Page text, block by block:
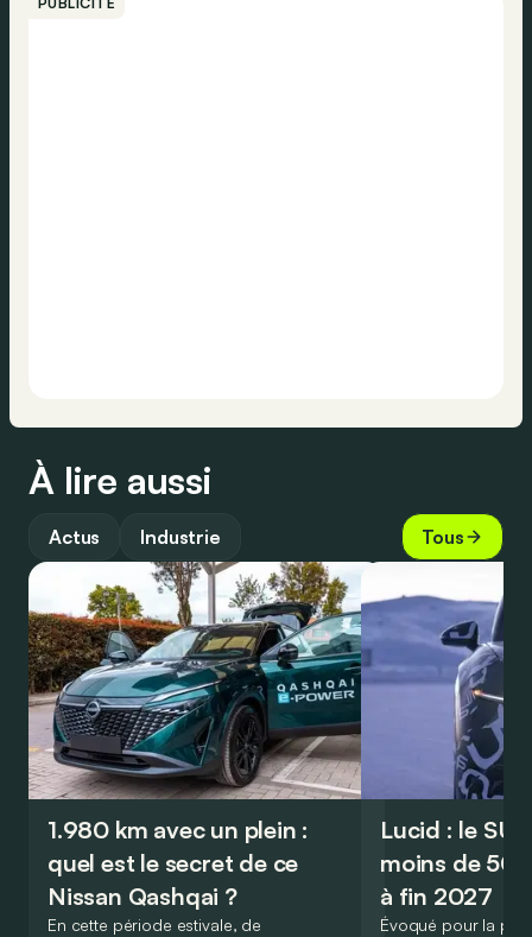
À lire aussi
Actus Industrie Tous
1.980 km avec un plein :
quel est le secret de ce
Nissan Qashqai ?
En cette période estivale, de
Lucid : le
moins de
à fin 2027
Évoqué pour la